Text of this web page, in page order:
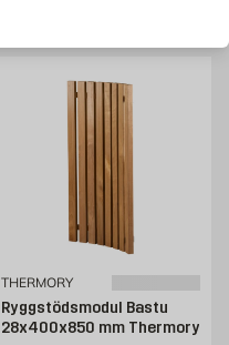
THERMORY
Ryggstödsmodul Bastu
28x400x850 mm Thermory